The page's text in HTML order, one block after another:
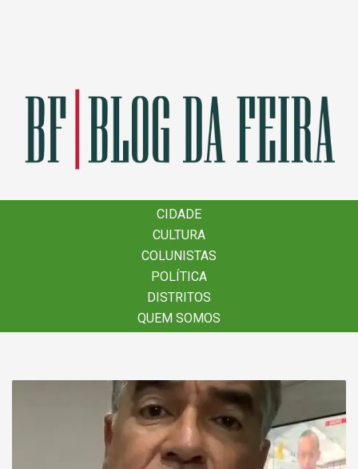
CIDADE
CULTURA
COLUNISTAS
POLÍTICA
DISTRITOS
QUEM SOMOS
CIDADE
CULTURA
COLUNISTAS
POLÍTICA
DISTRITOS
QUEM SOMOS